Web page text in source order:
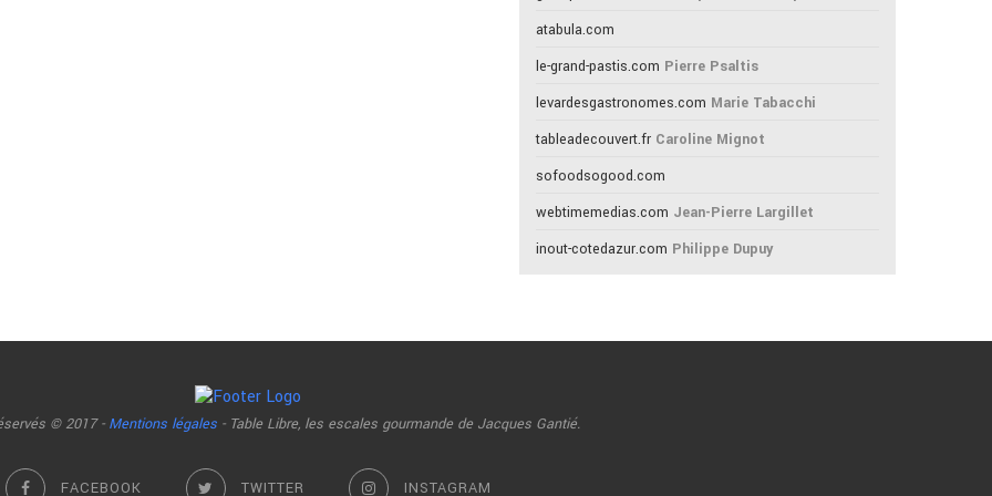
atabula.com
le-grand-pastis.com Pierre Psaltis
levardesgastronomes.com Marie Tabacchi
tableadecouvert.fr Caroline Mignot
sofoodsogood.com
webtimemedias.com Jean-Pierre Largillet
inout-cotedazur.com Philippe Dupuy
© 2017 - Mentions légales - Table Libre, les escales gourmande de Jacques Gantié.
FACEBOOK TWITTER INSTAGRAM